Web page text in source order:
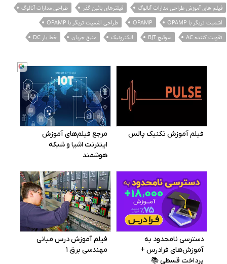
فیلم های آموزش طراحی مدارات آنالوگ
فیلترهای پائین گذر
طراحی مدارات آنالوگ
اشمیت تریگر با OPAMP
OPAMP
طراحی اشمیت تریگر با OPAMP
تقویت کننده AC
سوئیچ BJT الکترونیک منبع جریان خط بار DC